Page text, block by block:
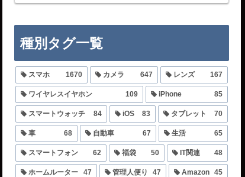
種別タグ一覧
スマホ 1670 カメラ 647 レンズ 167
ワイヤレスイヤホン 109 iPhone 85
スマートウォッチ 84 iOS 83 タブレット 70
車 68 自動車 67 生活 65
スマートフォン 62 福袋 50 IT関連 48
ホームルーター 47 管理人便り 47 Amazon 45